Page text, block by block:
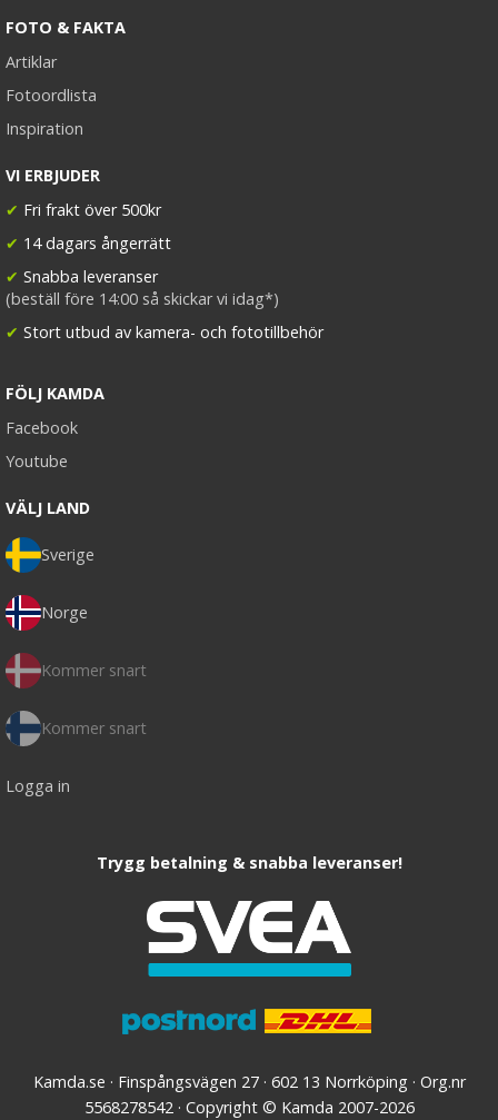
FOTO & FAKTA
Artiklar
Fotoordlista
Inspiration
VI ERBJUDER
✔ Fri frakt över 500kr
✔ 14 dagars ångerrätt
✔ Snabba leveranser
(beställ före 14:00 så skickar vi idag*)
✔ Stort utbud av kamera- och fototillbehör
FÖLJ KAMDA
Facebook
Youtube
VÄLJ LAND
Sverige
Norge
Kommer snart
Kommer snart
Logga in
Trygg betalning & snabba leveranser!
Kamda.se · Finspångsvägen 27 · 602 13 Norrköping · Org.nr
5568278542 · Copyright © Kamda 2007-2026